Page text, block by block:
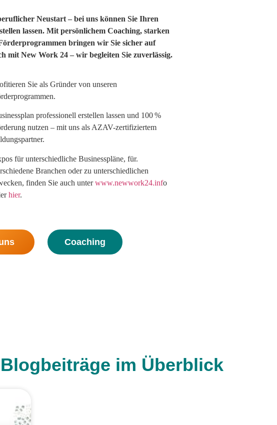
Neustart – bei uns können Sie Ihren
lassen. Mit persönlichem Coaching, starken
bringen wir Sie sicher auf
mit New Work 24 – wir begleiten Sie zuverlässig.
Sie als Gründer von unseren
professionell erstellen lassen und 100 %
nutzen – mit uns als AZAV-zertifiziertem
für unterschiedliche Businesspläne, für.
Branchen oder zu unterschiedlichen
finden Sie auch unterwww.newwork24.info
hier.
Coaching
im Überblick